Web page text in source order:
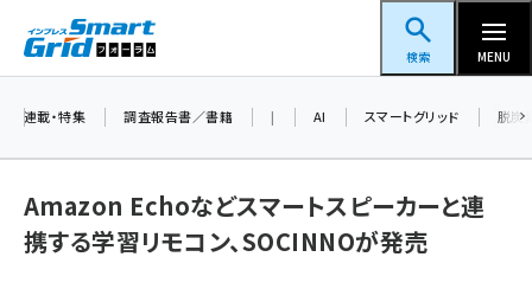
ン
スマートグリッドフォーラム
検索 MENU
連載・特集 調査報告書／書籍 | AI スマートグリッド 脱炭
Amazon Echoなどスマートスピーカーと連
携する学習リモコン、SOCINNOが発売